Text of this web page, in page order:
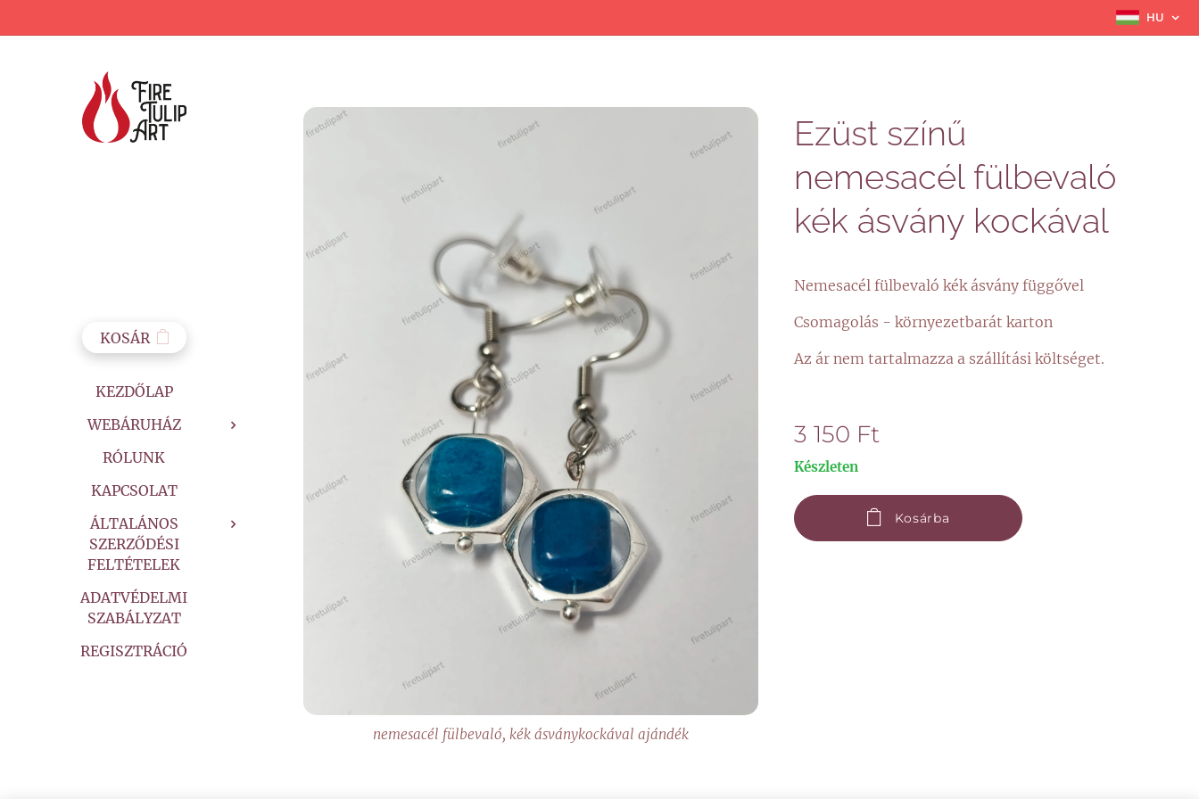
HU
KOSÁR
KEZDŐLAP
WEBÁRUHÁZ
RÓLUNK
KAPCSOLAT
ÁLTALÁNOS
SZERZŐDÉSI
FELTÉTELEK
ADATVÉDELMI
SZABÁLYZAT
REGISZTRÁCIÓ
Ezüst színű
nemesacél fülbevaló
kék ásvány kockával
nemesacél fülbevaló, kék ásványkockával ajándék
Nemesacél fülbevaló kék ásvány függővel
Csomagolás - környezetbarát karton
Az ár nem tartalmazza a szállítási költséget.
3 150 Ft
Készleten
Kosárba